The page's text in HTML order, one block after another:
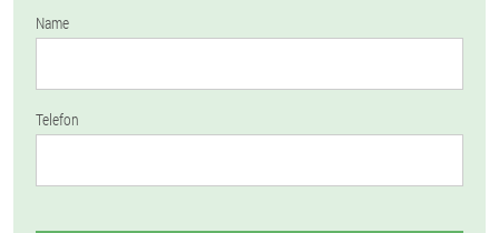
Name
Telefon